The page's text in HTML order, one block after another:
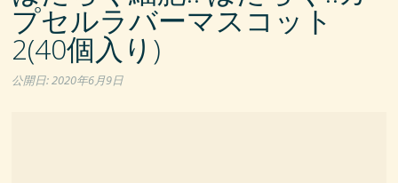
プセルラバーマスコット
2(40個入り)
公開日:2020年6月9日